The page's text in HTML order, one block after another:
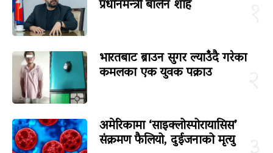
प्रधानमन्त्री बालेन शाह
भारतबाट ब्राउन सुगर ल्याउँदै गरेका
कमलका एक युवक पक्राउ
अमेरिकामा ‘साइक्लोस्पोरायासिस’
संक्रमण फैलियो, दुईजनाको मृत्यु